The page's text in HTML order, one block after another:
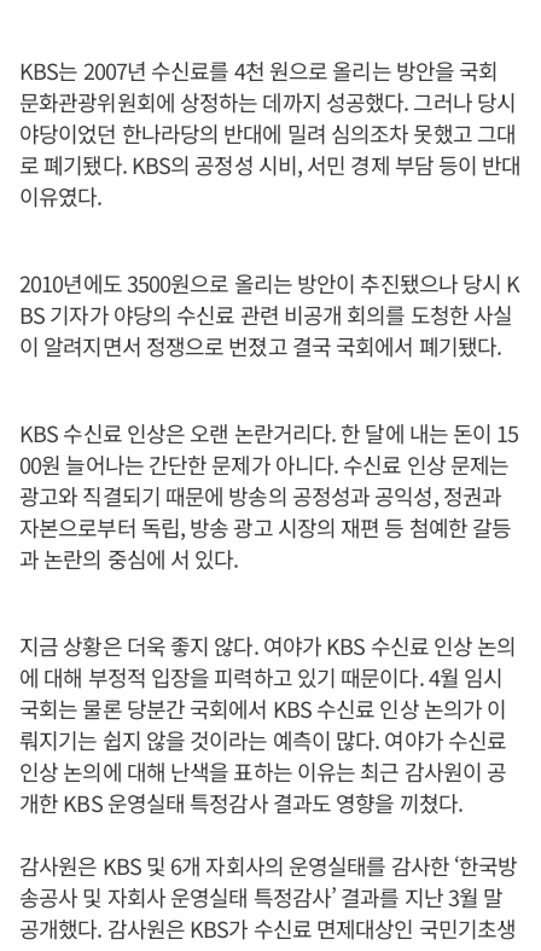
KBS는 2007년 수신료를 4천 원으로 올리는 방안을 국회
문화관광위원회에 상정하는 데까지 성공했다. 그러나 당시
야당이었던 한나라당의 반대에 밀려 심의조차 못했고 그대
로 폐기됐다. KBS의 공정성 시비, 서민 경제 부담 등이 반대
이유였다.
2010년에도 3500원으로 올리는 방안이 추진됐으나 당시 K
BS 기자가 야당의 수신료 관련 비공개 회의를 도청한 사실
이 알려지면서 정쟁으로 번졌고 결국 국회에서 폐기됐다.
KBS 수신료 인상은 오랜 논란거리다. 한 달에 내는 돈이 15
00원 늘어나는 간단한 문제가 아니다. 수신료 인상 문제는
광고와 직결되기 때문에 방송의 공정성과 공익성, 정권과
자본으로부터 독립, 방송 광고 시장의 재편 등 첨예한 갈등
과 논란의 중심에 서 있다.
지금 상황은 더욱 좋지 않다. 여야가 KBS 수신료 인상 논의
에 대해 부정적 입장을 피력하고 있기 때문이다. 4월 임시
국회는 물론 당분간 국회에서 KBS 수신료 인상 논의가 이
뤄지기는 쉽지 않을 것이라는 예측이 많다. 여야가 수신료
인상 논의에 대해 난색을 표하는 이유는 최근 감사원이 공
개한 KBS 운영실태 특정감사 결과도 영향을 끼쳤다.
감사원은 KBS 및 6개 자회사의 운영실태를 감사한 ‘한국방
송공사 및 자회사 운영실태 특정감사’ 결과를 지난 3월 말
공개했다. 감사원은 KBS가 수신료 면제대상인 국민기초생